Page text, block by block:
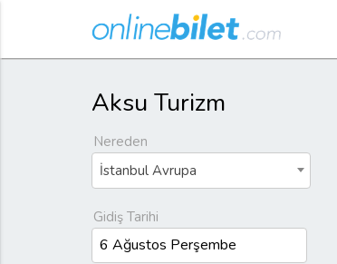
Aksu Turizm
Nereden
İstanbul Avrupa
Gidiş Tarihi